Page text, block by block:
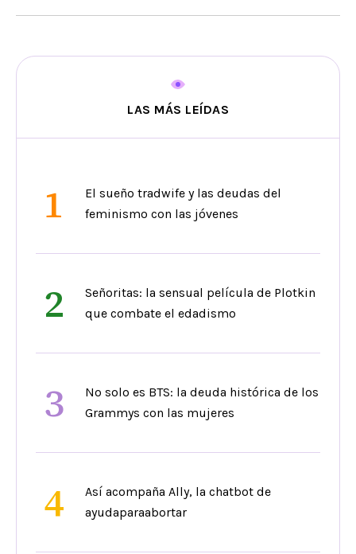
LAS MÁS LEÍDAS
1
El sueño tradwife y las deudas del
feminismo con las jóvenes
2
Señoritas: la sensual película de Plotkin
que combate el edadismo
3
No solo es BTS: la deuda histórica de los
Grammys con las mujeres
4
Así acompaña Ally, la chatbot de
ayudaparaabortar